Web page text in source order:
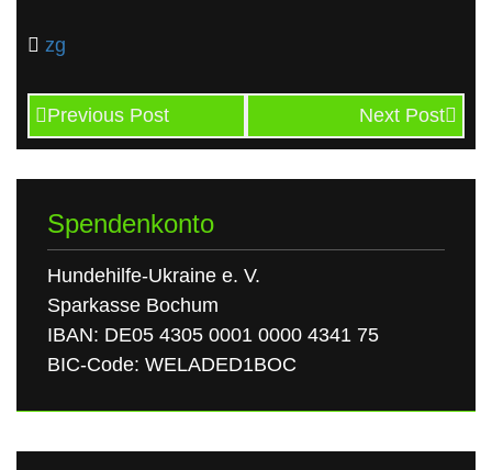
zg
Previous Post Next Post
Spendenkonto
Hundehilfe-Ukraine e. V.
Sparkasse Bochum
IBAN: DE05 4305 0001 0000 4341 75
BIC-Code: WELADED1BOC